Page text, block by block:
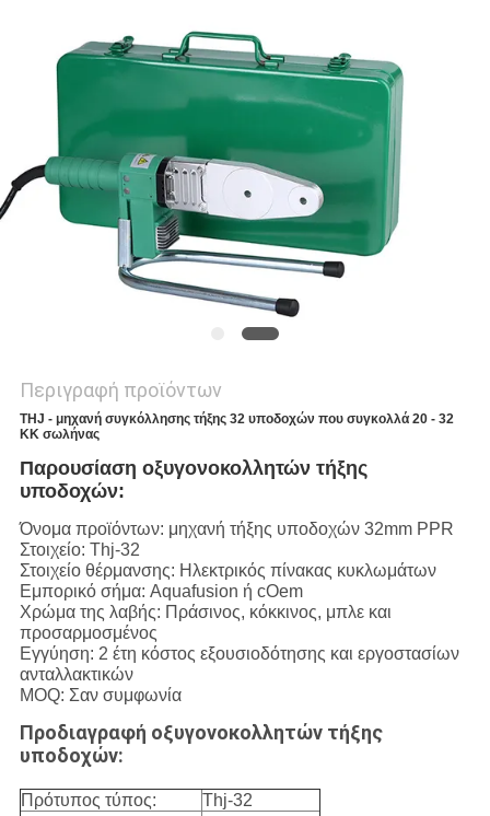
Περιγραφή προϊόντων
THJ - μηχανή συγκόλλησης τήξης 32 υποδοχών που συγκολλά 20 - 32
ΚΚ σωλήνας
Παρουσίαση οξυγονοκολλητών τήξης
υποδοχών:
Όνομα προϊόντων: μηχανή τήξης υποδοχών 32mm PPR
Στοιχείο: Thj-32
Στοιχείο θέρμανσης: Ηλεκτρικός πίνακας κυκλωμάτων
Εμπορικό σήμα: Aquafusion ή cOem
Χρώμα της λαβής: Πράσινος, κόκκινος, μπλε και
προσαρμοσμένος
Εγγύηση: 2 έτη κόστος εξουσιοδότησης και εργοστασίων
ανταλλακτικών
MOQ: Σαν συμφωνία
Προδιαγραφή οξυγονοκολλητών τήξης
υποδοχών:
Πρότυπος τύπος:
Thj-32